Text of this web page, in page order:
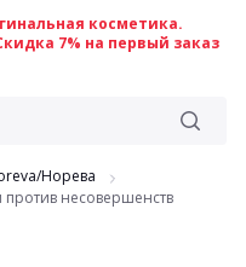
косметика.
7% на первый заказ
Норева
несовершенств